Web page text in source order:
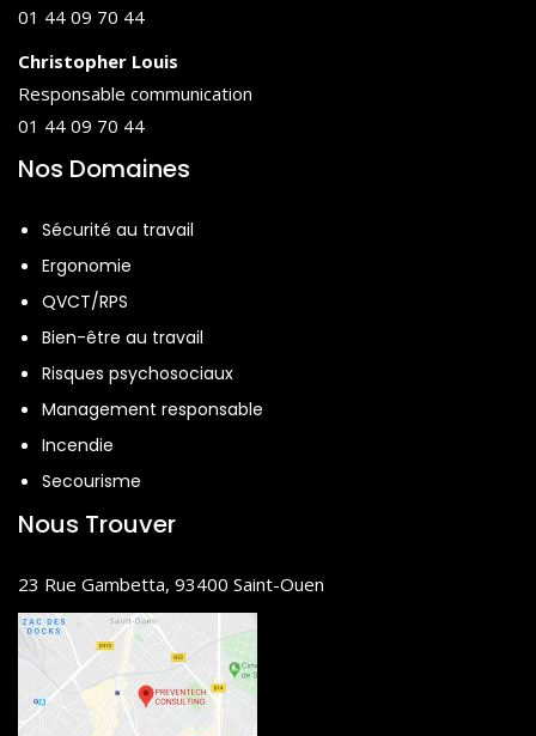
◉ Après-midi :
Mise en situation
Étude d’un cas concret en groupe : gérer un
aménagement de A à Z.
01 44 09 70 44
Christopher Louis
Responsable communication
01 44 09 70 44
Nos Domaines
Sécurité au travail
Ergonomie
QVCT/RPS
Bien-être au travail
Risques psychosociaux
Management responsable
Incendie
Secourisme
Nous Trouver
23 Rue Gambetta, 93400 Saint-Ouen